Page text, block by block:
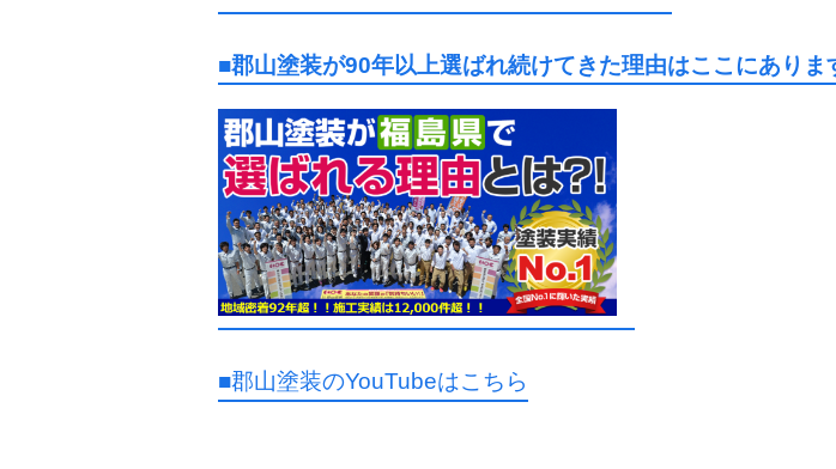
■郡山塗装が90年以上選ばれ続けてきた理由はここにありま
■郡山塗装のYouTubeはこちら